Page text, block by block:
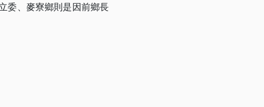
委、麥寮鄉則是因前鄉長